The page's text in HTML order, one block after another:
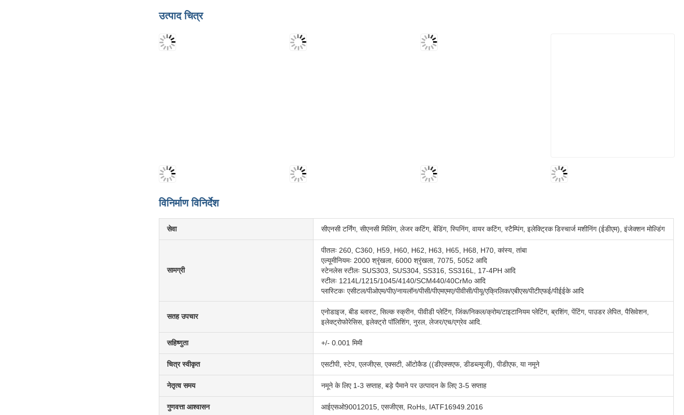
उत्पाद चित्र
विनिर्माण विनिर्देश
सेवा सीएनसी टर्निंग, सीएनसी मिलिंग, लेजर कटिंग, बेंडिंग, स्पिनिंग, वायर कटिंग, स्टैम्पिंग, इलेक्ट्रिक डिस्चार्ज मशीनिंग (ईडीएम), इंजेक्शन मोल्डिंग
सामग्री
पीतलः 260, C360, H59, H60, H62, H63, H65, H68, H70, कांस्य, तांबा
एल्यूमीनियमः 2000 श्रृंखला, 6000 श्रृंखला, 7075, 5052 आदि
स्टेनलेस स्टीलः SUS303, SUS304, SS316, SS316L, 17-4PH आदि
स्टीलः 1214L/1215/1045/4140/SCM440/40CrMo आदि
प्लास्टिकः एसीटल/पीओएम/पीए/नायलॉन/पीसी/पीएमएमए/पीवीसी/पीयू/एक्रिलिक/एबीएस/पीटीएफई/पीईईके आदि
सतह उपचार
एनोडाइज, बीड ब्लास्ट, सिल्क स्क्रीन, पीवीडी प्लेटिंग, जिंक/निकल/क्रोम/टाइटानियम प्लेटिंग, ब्रशिंग, पेंटिंग, पाउडर लेपित, पैसिवेशन,
इलेक्ट्रोफोरेसिस, इलेक्ट्रो पॉलिशिंग, नुरल, लेजर/एच/एग्रेव आदि.
सहिष्णुता +/- 0.001 मिमी
चित्र स्वीकृत एसटीपी, स्टेप, एलजीएस, एक्सटी, ऑटोकैड ((डीएक्सएफ, डीडब्ल्यूजी), पीडीएफ, या नमूने
नेतृत्व समय नमूने के लिए 1-3 सप्ताह, बड़े पैमाने पर उत्पादन के लिए 3-5 सप्ताह
गुणवत्ता आश्वासन आईएसओ90012015, एसजीएस, RoHs, IATF16949.2016